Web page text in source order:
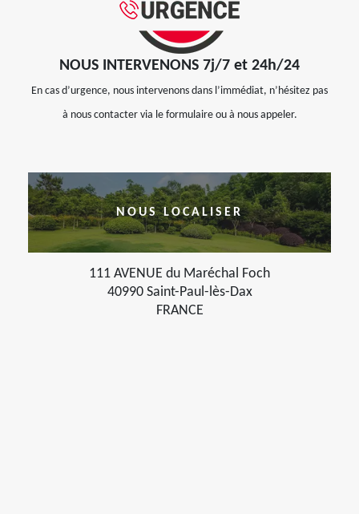
NOUS INTERVENONS 7j/7 et 24h/24
En cas d’urgence, nous intervenons dans l’immédiat, n’hésitez pas
à nous contacter via le formulaire ou à nous appeler.
NOUS LOCALISER
111 AVENUE du Maréchal Foch
40990 Saint-Paul-lès-Dax
FRANCE